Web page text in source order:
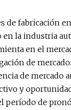
de fabricación
la industria
en el
de
de mercado
y
período de